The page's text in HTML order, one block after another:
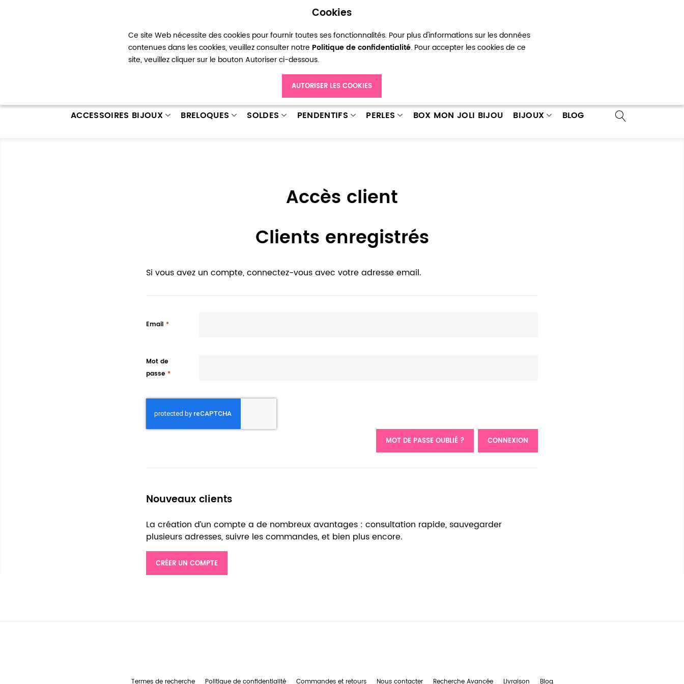
Cookies
Ce site Web nécessite des cookies pour fournir toutes ses fonctionnalités. Pour plus d'informations sur les données
contenues dans les cookies, veuillez consulter notre Politique de confidentialité. Pour accepter les cookies de ce
site, veuillez cliquer sur le bouton Autoriser ci-dessous.
AUTORISER LES COOKIES
Mon compte Ma liste d’envies Connexion Créer un compte
ACCESSOIRES BIJOUX BRELOQUES SOLDES PENDENTIFS PERLES BOX MON JOLI BIJOU BIJOUX BLOG
Accès client
Clients enregistrés
Si vous avez un compte, connectez-vous avec votre adresse email.
Email
Mot de
passe
CONNEXION
MOT DE PASSE OUBLIÉ ?
Nouveaux clients
La création d’un compte a de nombreux avantages : consultation rapide, sauvegarder
plusieurs adresses, suivre les commandes, et bien plus encore.
CRÉER UN COMPTE
Termes de recherche Politique de confidentialité Commandes et retours Nous contacter Recherche Avancée Livraison Blog